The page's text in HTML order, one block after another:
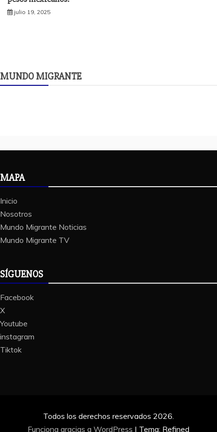
julio 19, 2025
MUNDO MIGRANTE
MAPA
Inicio
Nosotros
Mundo Migrante Noticias
Mundo Migrante TV
SÍGUENOS
Facebook
X
Youtube
instagram
Tiktok
Todos los derechos reservados 2026.
Funciona gracias a WordPress | Tema: Refined